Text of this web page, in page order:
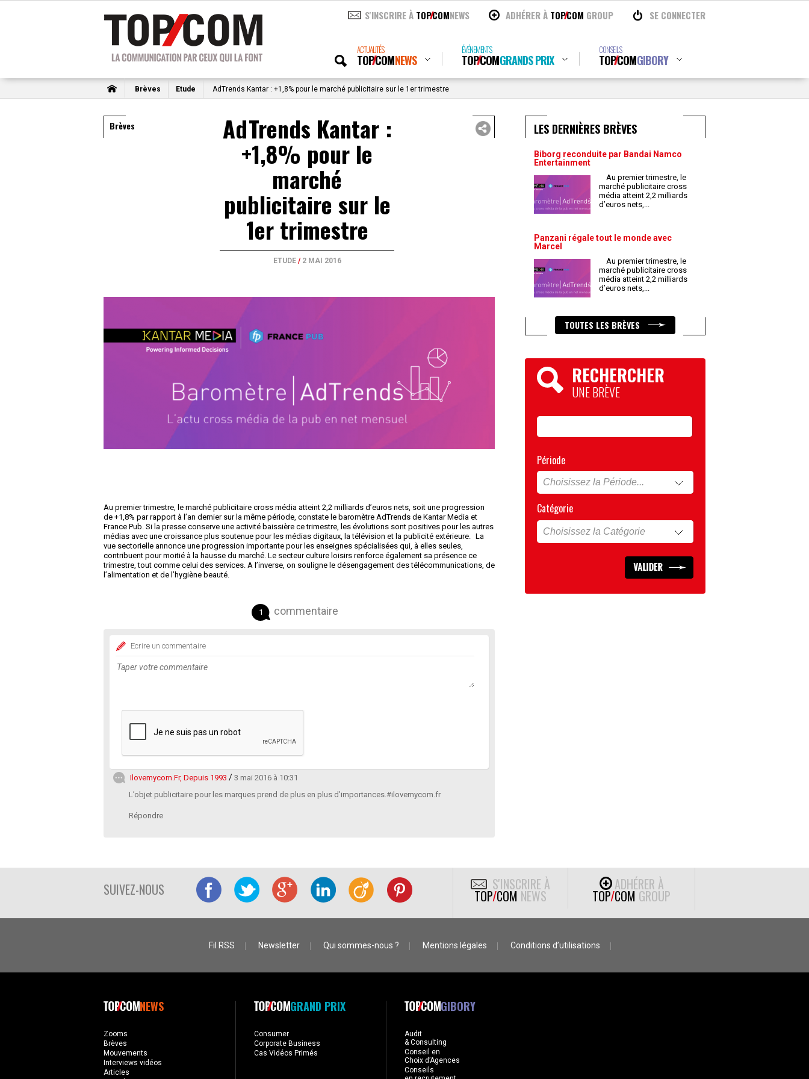
S'INSCRIRE À TOPCOMNEWS ADHÉRER À TOPCOM GROUP SE CONNECTER
ACTUALITÉS
TOPCOMNEWS
ÉVÉNEMENTS
TOPCOMGRANDS PRIX
CONSEILS
TOPCOMGIBORY
Brèves Etude AdTrends Kantar : +1,8% pour le marché publicitaire sur le 1er trimestre
Brèves AdTrends Kantar :
+1,8% pour le
marché
publicitaire sur le
1er trimestre
ETUDE/ 2 MAI 2016
Au premier trimestre, le marché publicitaire cross média atteint 2,2 milliards d’euros nets, soit une progression
de +1,8% par rapport à l’an dernier sur la même période, constate le baromètre AdTrends de Kantar Media et
France Pub. Si la presse conserve une activité baissière ce trimestre, les évolutions sont positives pour les autres
médias avec une croissance plus soutenue pour les médias digitaux, la télévision et la publicité extérieure. La
vue sectorielle annonce une progression importante pour les enseignes spécialisées qui, à elles seules,
contribuent pour moitié à la hausse du marché. Le secteur culture loisirs renforce également sa présence ce
trimestre, tout comme celui des services. A l’inverse, on souligne le désengagement des télécommunications, de
l’alimentation et de l’hygiène beauté.
1 commentaire
Ecrire un commentaire
Ilovemycom.fr, Depuis 1993
3 mai 2016 à 10:31
L’objet publicitaire pour les marques prend de plus en plus d’importances.#ilovemycom.fr
Répondre
LES DERNIÈRES BRÈVES
Biborg reconduite par Bandai Namco
Entertainment
Au premier trimestre, le
marché publicitaire cross
média atteint 2,2 milliards
d’euros nets,...
Panzani régale tout le monde avec
Marcel
Au premier trimestre, le
marché publicitaire cross
média atteint 2,2 milliards
d’euros nets,...
TOUTES LES BRÈVES
RECHERCHER
UNE BRÈVE
Période
Catégorie
SUIVEZ-NOUS S'INSCRIRE À
TOP/COM NEWS
ADHÉRER À
TOP/COM GROUP
Fil RSS Newsletter Qui sommes-nous ? Mentions légales Conditions d’utilisations
NEWS
Zooms
Brèves
Mouvements
Interviews vidéos
Articles
GRAND PRIX
Consumer
Corporate Business
Cas Vidéos Primés
GIBORY
Audit
& Consulting
Conseil en
Choix d’Agences
Conseils